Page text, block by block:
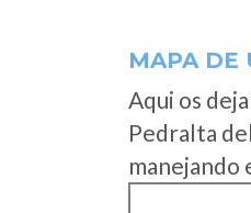
MAPA DE
Aqui os
Pedralta
manejando